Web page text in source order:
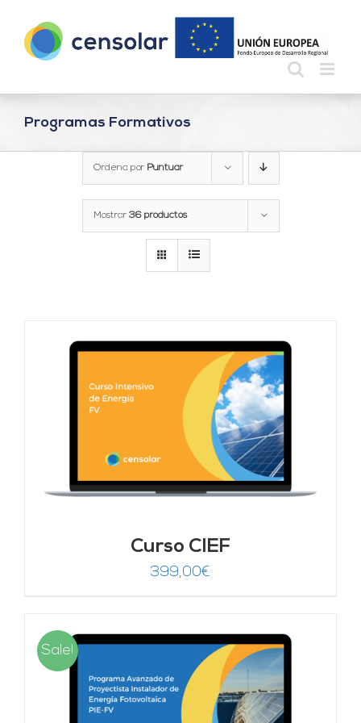
contenido
Programas Formativos
Ordena por Puntuar
Mostrar 36 productos
Curso CIEF
399,00€
Sale!